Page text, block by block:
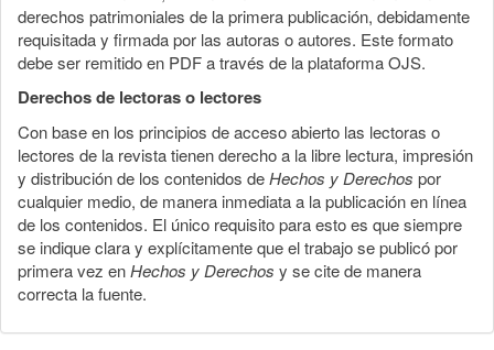
derechos patrimoniales de la primera publicación, debidamente
requisitada y firmada por las autoras o autores. Este formato
debe ser remitido en PDF a través de la plataforma OJS.
Derechos de lectoras o lectores
Con base en los principios de acceso abierto las lectoras o
lectores de la revista tienen derecho a la libre lectura, impresión
y distribución de los contenidos deHechos y Derechos por
cualquier medio, de manera inmediata a la publicación en línea
de los contenidos. El único requisito para esto es que siempre
se indique clara y explícitamente que el trabajo se publicó por
primera vez enHechos y Derechos y se cite de manera
correcta la fuente.